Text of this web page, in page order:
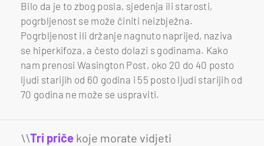
Bilo da je to zbog posla, sjedenja ili starosti,
pogrbljenost se može činiti neizbježna.
Pogrbljenost ili držanje nagnuto naprijed, naziva
se hiperkifoza, a često dolazi s godinama. Kako
nam prenosi Wasington Post, oko 20 do 40 posto
ljudi starijih od 60 godina i 55 posto ljudi starijih od
70 godina ne može se uspraviti.
\\Tri priče koje morate vidjeti